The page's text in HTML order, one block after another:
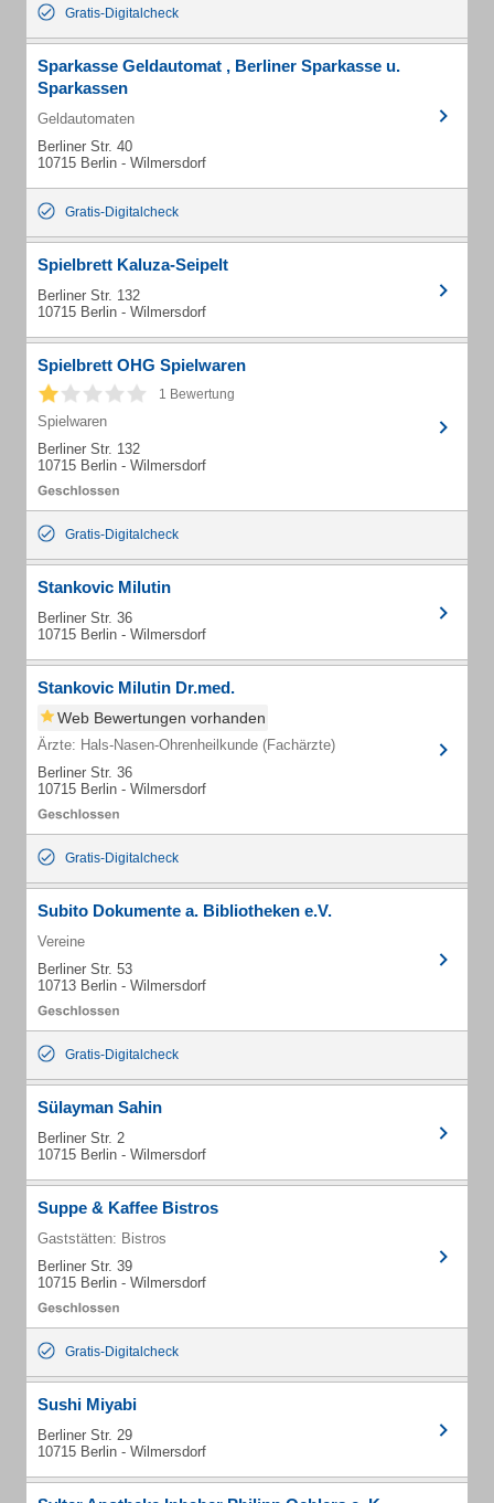
Gratis-Digitalcheck
Sparkasse Geldautomat , Berliner Sparkasse u.
Sparkassen
Geldautomaten
Berliner Str. 40
10715 Berlin - Wilmersdorf
Gratis-Digitalcheck
Spielbrett Kaluza-Seipelt
Berliner Str. 132
10715 Berlin - Wilmersdorf
Spielbrett OHG Spielwaren
1 Bewertung
Spielwaren
Berliner Str. 132
10715 Berlin - Wilmersdorf
Gratis-Digitalcheck
Stankovic Milutin
Berliner Str. 36
10715 Berlin - Wilmersdorf
Stankovic Milutin Dr.med.
Web Bewertungen vorhanden
Ärzte: Hals-Nasen-Ohrenheilkunde (Fachärzte)
Berliner Str. 36
10715 Berlin - Wilmersdorf
Gratis-Digitalcheck
Subito Dokumente a. Bibliotheken e.V.
Vereine
Berliner Str. 53
10713 Berlin - Wilmersdorf
Gratis-Digitalcheck
Sülayman Sahin
Berliner Str. 2
10715 Berlin - Wilmersdorf
Suppe & Kaffee Bistros
Gaststätten: Bistros
Berliner Str. 39
10715 Berlin - Wilmersdorf
Gratis-Digitalcheck
Sushi Miyabi
Berliner Str. 29
10715 Berlin - Wilmersdorf